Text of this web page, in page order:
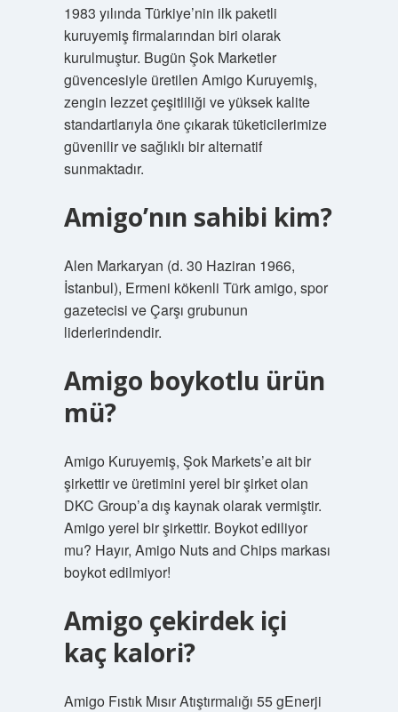
1983 yılında Türkiye’nin ilk paketli
kuruyemiş firmalarından biri olarak
kurulmuştur. Bugün Şok Marketler
güvencesiyle üretilen Amigo Kuruyemiş,
zengin lezzet çeşitliliği ve yüksek kalite
standartlarıyla öne çıkarak tüketicilerimize
güvenilir ve sağlıklı bir alternatif
sunmaktadır.
Amigo’nın sahibi kim?
Alen Markaryan (d. 30 Haziran 1966,
İstanbul), Ermeni kökenli Türk amigo, spor
gazetecisi ve Çarşı grubunun
liderlerindendir.
Amigo boykotlu ürün
mü?
Amigo Kuruyemiş, Şok Markets’e ait bir
şirkettir ve üretimini yerel bir şirket olan
DKC Group’a dış kaynak olarak vermiştir.
Amigo yerel bir şirkettir. Boykot ediliyor
mu? Hayır, Amigo Nuts and Chips markası
boykot edilmiyor!
Amigo çekirdek içi
kaç kalori?
Amigo Fıstık Mısır Atıştırmalığı 55 gEnerji